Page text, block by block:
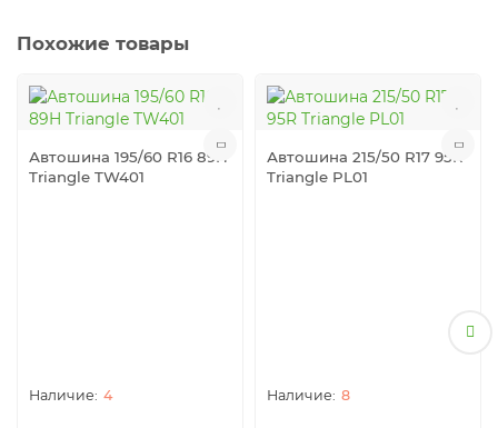
Похожие товары
Автошина 195/60 R16 89H
Triangle TW401
4
Автошина 215/50 R17 95R
Triangle PL01
8